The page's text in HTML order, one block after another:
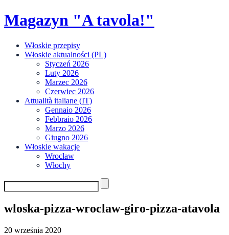
Skip
to
Magazyn "A tavola!"
Włoskie przepisy
Włoskie aktualności (PL)
Styczeń 2026
Luty 2026
Marzec 2026
Czerwiec 2026
Attualità italiane (IT)
Gennaio 2026
Febbraio 2026
Marzo 2026
Giugno 2026
Włoskie wakacje
Wrocław
Włochy
wloska-pizza-wroclaw-giro-pizza-atavola
20 września 2020